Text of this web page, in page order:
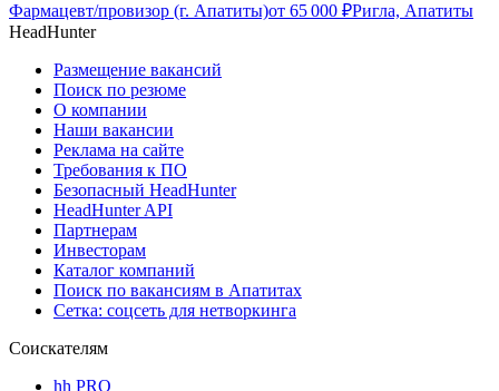
Фармацевт/провизор (г. Апатиты)от 65 000 ₽Ригла, Апатиты
HeadHunter
Размещение вакансий
Поиск по резюме
О компании
Наши вакансии
Реклама на сайте
Требования к ПО
Безопасный HeadHunter
HeadHunter API
Партнерам
Инвесторам
Каталог компаний
Поиск по вакансиям в Апатитах
Сетка: соцсеть для нетворкинга
Соискателям
hh PRO